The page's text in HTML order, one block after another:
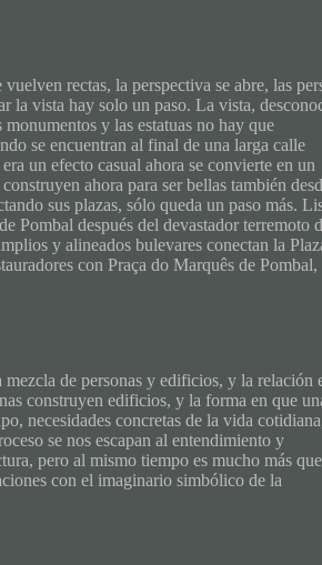
rectas, la perspectiva se abre, las
la vista hay solo un paso. La vista,
y las estatuas no hay que
se encuentran al final de una larga calle
un efecto casual ahora se convierte en un
ahora para ser bellas también
sus plazas, sólo queda un paso más.
Pombal después del devastador terremoto
y alineados bulevares conectan la
con Praça do Marquês de Pombal,
de personas y edificios, y la relación
construyen edificios, y la forma en que
necesidades concretas de la vida
se nos escapan al entendimiento y
pero al mismo tiempo es mucho más
con el imaginario simbólico de la